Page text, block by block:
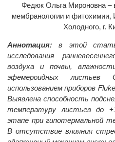
Федюк Ольга Мироновна –
мембранологии и фитохимии,
Холодного, г.
Аннотация: в этой
исследования
воздуха и почвы,
эфемероидных
использованием приборов
Выявлена способность
температуру листьев до
этапе при гипотермальной
В отсутствие влияния